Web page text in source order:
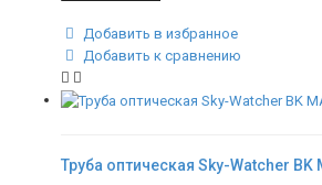
Добавить в избранное
Добавить к сравнению
Труба оптическая Sky-Watcher BK